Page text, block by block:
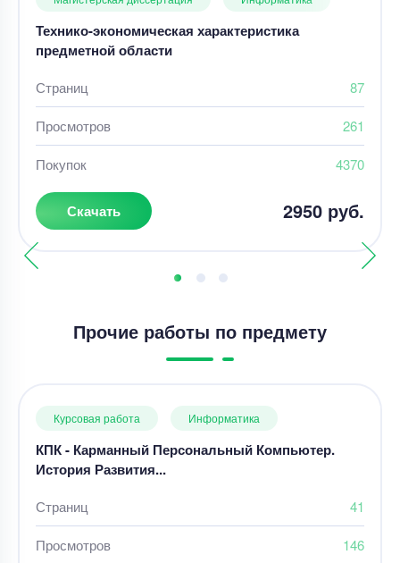
Технико-экономическая характеристика
предметной области
Страниц 87
Просмотров 261
Покупок 4370
Скачать 2950 руб.
Прочие работы по предмету
Курсовая работа Информатика
КПК - Карманный Персональный Компьютер.
История Развития...
Страниц 41
Просмотров 146